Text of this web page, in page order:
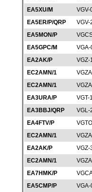
EA5XU/M
VGV-
EA5ER/P/QRP
VGV-
EA5MON/P
EA5GPC/M
EA2AK/P
VGZ-
EC2AMN/1
EC2AMN/1
EA3URA/P
VGT-
EA3BBJ/QRP
VGL-
EA4FTV/P
EC2AMN/1
EA2AK/P
VGZ-
EC2AMN/1
EA7HMK/P
EA5CMP/P